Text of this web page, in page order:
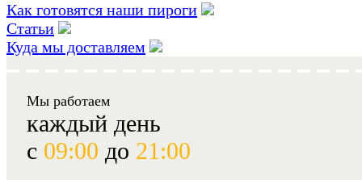
Как готовятся наши пироги
Статьи
Куда мы доставляем
Мы работаем
каждый день
с 09:00 до 21:00